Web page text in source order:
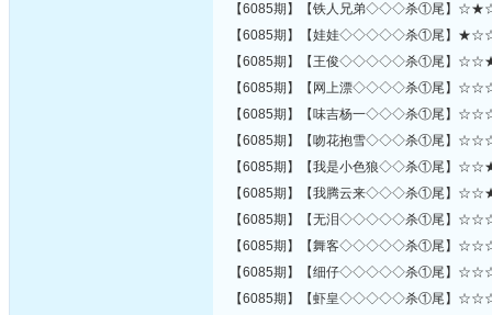
【6085期】【铁人兄弟◇◇◇杀
【6085期】【娃娃◇◇◇◇◇杀①
【6085期】【王俊◇◇◇◇◇杀①
【6085期】【网上漂◇◇◇◇杀
【6085期】【味吉杨一◇◇◇杀
【6085期】【吻花抱雪◇◇◇杀
【6085期】【我是小色狼◇◇
【6085期】【我腾云来◇◇◇杀
【6085期】【无泪◇◇◇◇◇杀①
【6085期】【舞客◇◇◇◇◇杀①
【6085期】【细仔◇◇◇◇◇杀①
【6085期】【虾皇◇◇◇◇◇杀①